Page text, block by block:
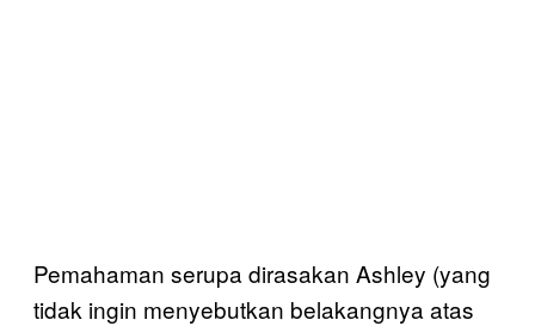
Pemahaman serupa dirasakan Ashley (yang
tidak ingin menyebutkan belakangnya atas